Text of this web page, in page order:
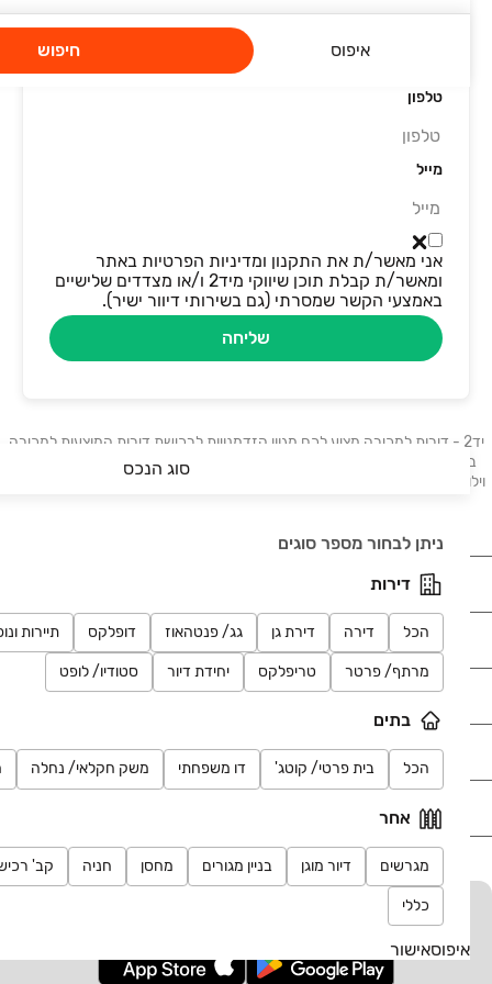
סוג הנכס
ניתן לבחור מספר סוגים
דירות
הכל דירה דירת גן גג/ פנטהאוז דופלקס תיירות
מרתף/ פרטר טריפלקס יחידת דיור סטודיו/ לופט
בתים
הכל בית פרטי/ קוטג' דו משפחתי משק חקלאי/ נחלה
אחר
מגרשים דיור מוגן בניין מגורים מחסן חניה קב'
כללי
איפוסאישור
איפוס חיפוש
טלפון
מייל
אני מאשר/ת את התקנון ומדיניות הפרטיות באתר
ומאשר/ת קבלת תוכן שיווקי מיד2 ו/או מצדדים שלישיים
באמצעי הקשר שמסרתי (גם בשירותי דיוור ישיר).
שליחה
יד2 - דירות למכירה מציע לכם מגוון הזדמנויות לרכישת דירות המוצעות למכירה
ברחבי הארץ. בלוח תמצאו דירות, דירות גן, דירות יוקרה ונכסים נוספים: בתים,
וילות, פנטהאוזים, קוטג׳ים, ועוד. דירות למכירה בתל אביב, דירות למכירה בחיפה,
מוצרים
דרושים
עוד באתר